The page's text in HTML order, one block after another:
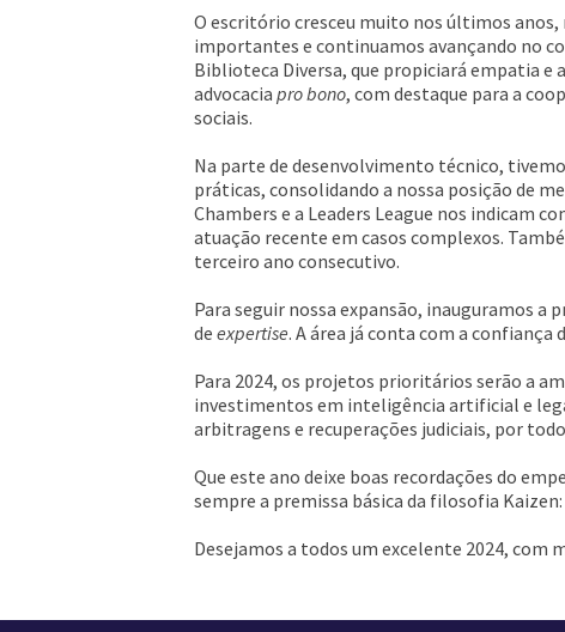
O escritório cresceu muito nos últimos
importantes e continuamos avançando no
Biblioteca Diversa, que propiciará empatia e
advocacia pro bono, com destaque para a
sociais.
Na parte de desenvolvimento técnico,
práticas, consolidando a nossa posição de
Chambers e a Leaders League nos indicam
atuação recente em casos complexos.
terceiro ano consecutivo.
Para seguir nossa expansão, inauguramos a
de expertise. A área já conta com a confiança
Para 2024, os projetos prioritários serão a
investimentos em inteligência artificial e
arbitragens e recuperações judiciais, por
Que este ano deixe boas recordações do
sempre a premissa básica da filosofia
Desejamos a todos um excelente 2024, com